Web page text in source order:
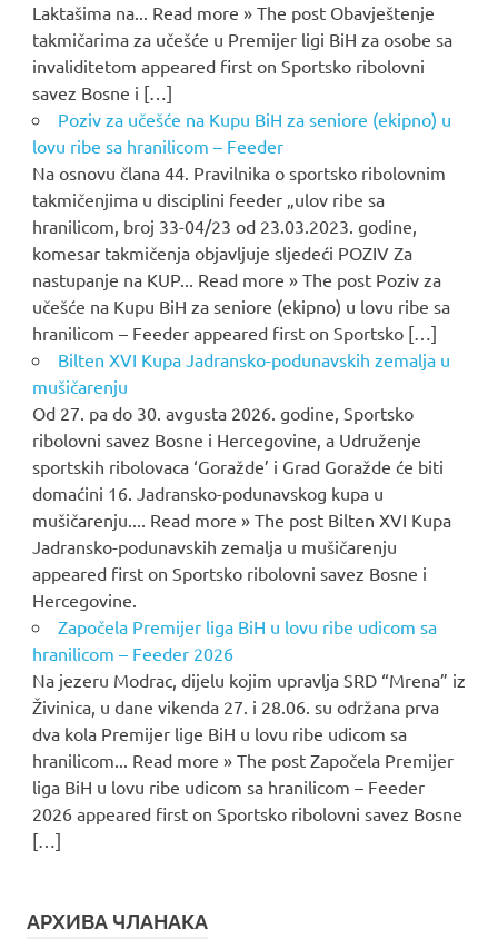
Laktašima na... Read more » The post Obavještenje
takmičarima za učešće u Premijer ligi BiH za osobe sa
invaliditetom appeared first on Sportsko ribolovni
savez Bosne i […]
Poziv za učešće na Kupu BiH za seniore (ekipno) u
lovu ribe sa hranilicom – Feeder
Na osnovu člana 44. Pravilnika o sportsko ribolovnim
takmičenjima u disciplini feeder „ulov ribe sa
hranilicom, broj 33-04/23 od 23.03.2023. godine,
komesar takmičenja objavljuje sljedeći POZIV Za
nastupanje na KUP... Read more » The post Poziv za
učešće na Kupu BiH za seniore (ekipno) u lovu ribe sa
hranilicom – Feeder appeared first on Sportsko […]
Bilten XVI Kupa Jadransko-podunavskih zemalja u
mušičarenju
Od 27. pa do 30. avgusta 2026. godine, Sportsko
ribolovni savez Bosne i Hercegovine, a Udruženje
sportskih ribolovaca ‘Goražde’ i Grad Goražde će biti
domaćini 16. Jadransko-podunavskog kupa u
mušičarenju.... Read more » The post Bilten XVI Kupa
Jadransko-podunavskih zemalja u mušičarenju
appeared first on Sportsko ribolovni savez Bosne i
Hercegovine.
Započela Premijer liga BiH u lovu ribe udicom sa
hranilicom – Feeder 2026
Na jezeru Modrac, dijelu kojim upravlja SRD “Mrena” iz
Živinica, u dane vikenda 27. i 28.06. su održana prva
dva kola Premijer lige BiH u lovu ribe udicom sa
hranilicom... Read more » The post Započela Premijer
liga BiH u lovu ribe udicom sa hranilicom – Feeder
2026 appeared first on Sportsko ribolovni savez Bosne
[…]
АРХИВА ЧЛАНАКА